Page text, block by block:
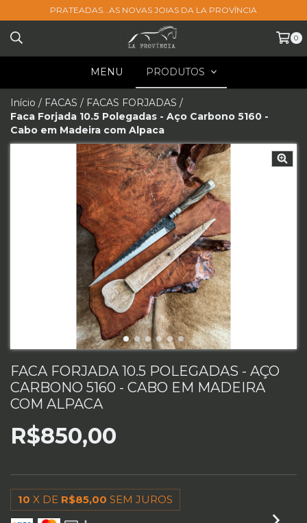
PRATEADAS...AS NOVAS JOIAS DA LA PROVÍNCIA
0
MENU PRODUTOS
Início / FACAS / FACAS FORJADAS /
Faca Forjada 10.5 Polegadas - Aço Carbono 5160 -
Cabo em Madeira com Alpaca
FACA FORJADA 10.5 POLEGADAS - AÇO
CARBONO 5160 - CABO EM MADEIRA
COM ALPACA
R$850,00
10 X DE R$85,00 SEM JUROS